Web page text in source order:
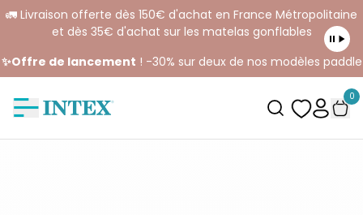
🚛 Livraison offerte dès 150€ d'achat en France Métropolitaine
et dès 35€ d'achat sur les matelas gonflables
✨Offre de lancement ! -30% sur deux de nos modèles paddle
0